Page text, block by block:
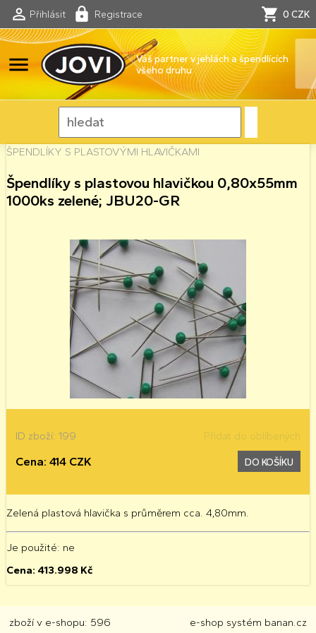
Přihlásit Registrace 0 CZK
menu
Váš partner v jehlách a špendlících
všeho druhu
ŠPENDLÍKY S PLASTOVÝMI HLAVIČKAMI
Špendlíky s plastovou hlavičkou 0,80x55mm
1000ks zelené; JBU20-GR
ID zboží: 199 Přidat do oblíbených
Cena: 414 CZK DO KOŠÍKU
Zelená plastová hlavička s průměrem cca. 4,80mm.
Je použité: ne
Cena: 413.998 Kč
zboží v e-shopu: 596 e-shop systém banan.cz